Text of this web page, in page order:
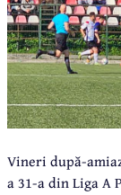
Vineri după-
a 31-a din Liga A